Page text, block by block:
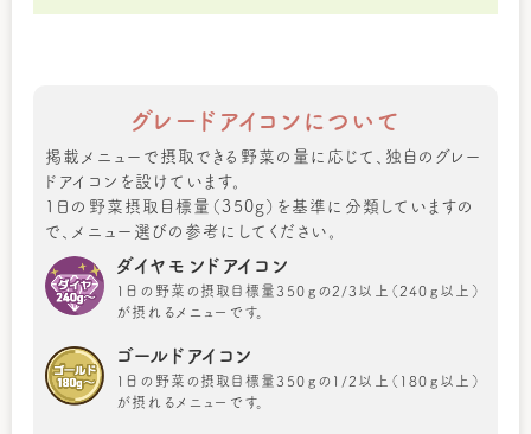
グレードアイコンについて
掲載メニューで摂取できる野菜の量に応じて、独自のグレー
ドアイコンを設けています。
1日の野菜摂取目標量（350g）を基準に分類していますの
で、メニュー選びの参考にしてください。
ダイヤモンドアイコン
1日の野菜の摂取目標量350ｇの2/3以上（240ｇ以上）
が摂れるメニューです。
ゴールドアイコン
1日の野菜の摂取目標量350ｇの1/2以上（180ｇ以上）
が摂れるメニューです。